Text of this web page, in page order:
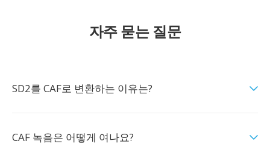
자주 묻는 질문
SD2를 CAF로 변환하는 이유는?
CAF 녹음은 어떻게 여나요?